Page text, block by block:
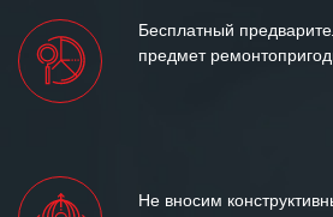
Бесплатный
предмет
Не вносим